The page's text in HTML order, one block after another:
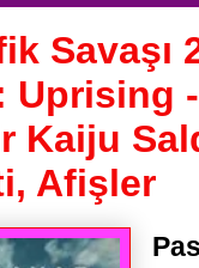
Savaşı
Uprising
Afişler